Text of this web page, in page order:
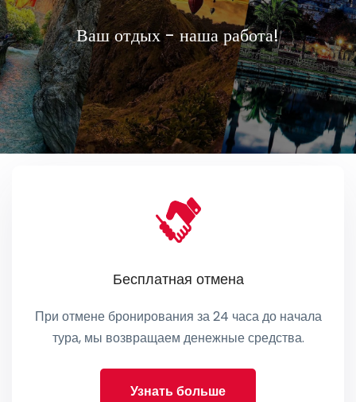
Ваш отдых - наша работа!
Бесплатная отмена
При отмене бронирования за 24 часа до начала
тура, мы возвращаем денежные средства.
Узнать больше